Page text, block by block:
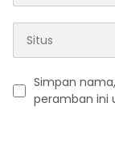
Simpan
peramban ini